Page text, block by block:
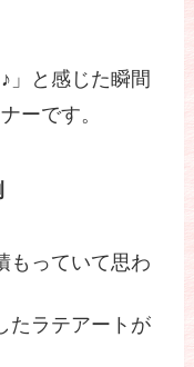
」と感じた瞬間
ーです。
もっていて思わ
たラテアートが